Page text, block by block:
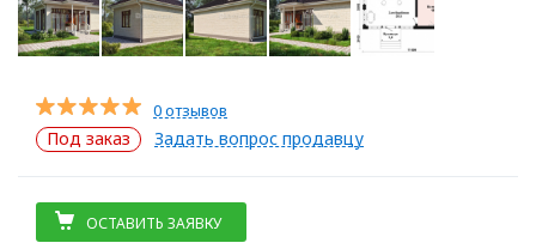
0 отзывов
Под заказ Задать вопрос продавцу
ОСТАВИТЬ ЗАЯВКУ